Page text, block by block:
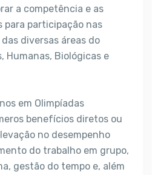
a competência e as
para participação nas
diversas áreas do
Humanas, Biológicas e
em Olimpíadas
benefícios diretos ou
no desempenho
do trabalho em grupo,
gestão do tempo e, além